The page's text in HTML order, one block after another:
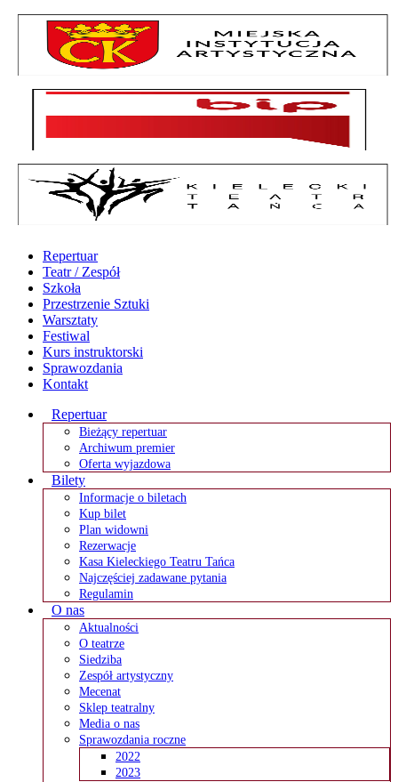
Repertuar
Teatr / Zespół
Szkoła
Przestrzenie Sztuki
Warsztaty
Festiwal
Kurs instruktorski
Sprawozdania
Kontakt
Repertuar
Bieżący repertuar
Archiwum premier
Oferta wyjazdowa
Bilety
Informacje o biletach
Kup bilet
Plan widowni
Rezerwacje
Kasa Kieleckiego Teatru Tańca
Najczęściej zadawane pytania
Regulamin
O nas
Aktualności
O teatrze
Siedziba
Zespół artystyczny
Mecenat
Sklep teatralny
Media o nas
Sprawozdania roczne
2022
2023